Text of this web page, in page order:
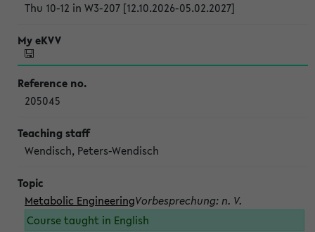
Thu 10-12 in W3-207 [12.10.2026-05.02.2027]
205045
Wendisch, Peters-Wendisch
Metabolic EngineeringVorbesprechung: n. V.
Course taught in English